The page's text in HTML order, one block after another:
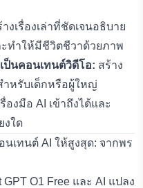
างเรื่องเล่าที่ชัดเจนอธิบาย
ทำให้มีชีวิตชีวาด้วยภาพ
ป็นคอนเทนต์วิดีโอ: สร้าง
ำหรับเด็กหรือผู้ใหญ่
องมือ AI เข้าถึงได้และ
งใด
เทนต์ AI ให้สูงสุด: จากพร
O1 Free และ AI แปลง